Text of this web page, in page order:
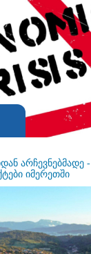
არჩევნებმადე -
იმერეთში